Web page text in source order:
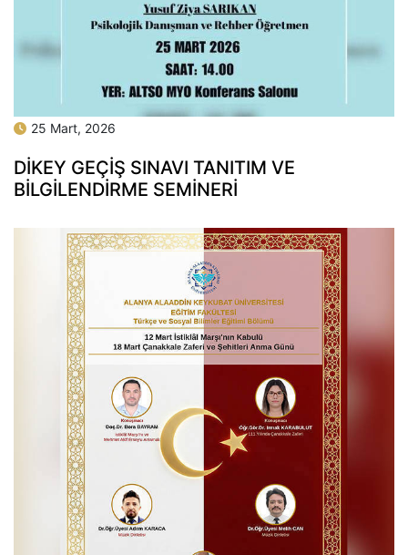
25 Mart, 2026
DİKEY GEÇİŞ SINAVI TANITIM VE
BİLGİLENDİRME SEMİNERİ